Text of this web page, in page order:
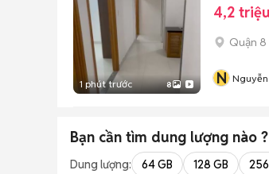
1 phút trước 8
4,2
Quận 8
N Nguyễn
Bạn cần tìm dung lượng nào ?
Dung lượng: 64 GB 128 GB